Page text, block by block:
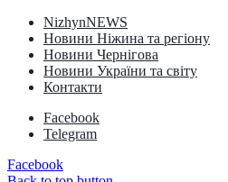
NizhynNEWS
Новини Ніжина та регіону
Новини Чернігова
Новини України та світу
Контакти
Facebook
Telegram
Facebook